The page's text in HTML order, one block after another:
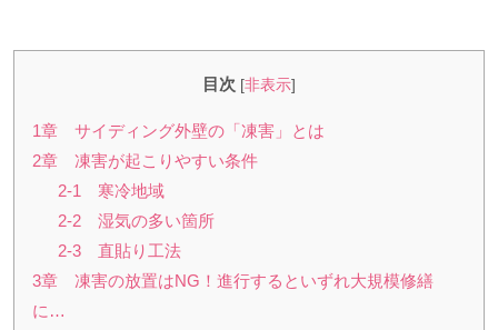
目次 [非表示]
1章 サイディング外壁の「凍害」とは
2章 凍害が起こりやすい条件
2-1 寒冷地域
2-2 湿気の多い箇所
2-3 直貼り工法
3章 凍害の放置はNG！進行するといずれ大規模修繕
に…